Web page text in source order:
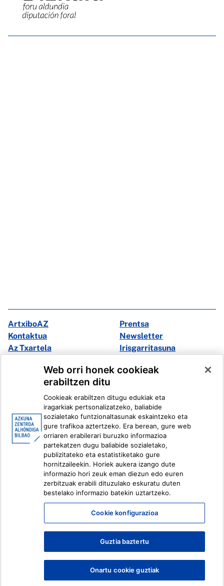
ArtxiboAZ
Prentsa
Kontaktua
Newsletter
Az Txartela
Irisgarritasuna
Instagram
Youtube
Linkedin
Ivoox
Lege informazioa Barneko Informazio Sistema
Web orri honek cookieak
erabiltzen ditu
Cookieak erabiltzen ditugu edukiak eta
iragarkiak pertsonalizatzeko, baliabide
sozialetako funtzionaltasunak eskaintzeko eta
gure trafikoa aztertzeko. Era berean, gure web
orriaren erabilerari buruzko informazioa
partekatzen dugu baliabide sozialetako,
publizitateko eta estatistiketako gure
hornitzaileekin. Horiek aukera izango dute
informazio hori zeuk eman diezun edo euren
zerbitzuak erabili dituzulako eskuratu duten
bestelako informazio batekin uztartzeko.
Cookie konfigurazioa
Guztia baztertu
Onartu cookie guztiak